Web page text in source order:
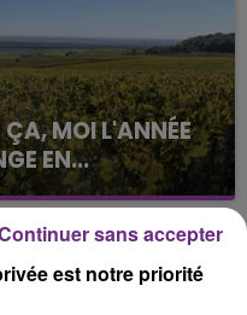
MOI L'ANNÉE
EN...
a débuté ce jeudi 6
est notre priorité
sans accepter